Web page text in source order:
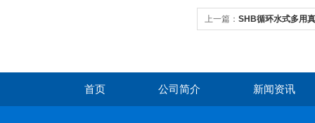
上一篇： SHB循环水式多用
首页 公司简介 新闻资讯